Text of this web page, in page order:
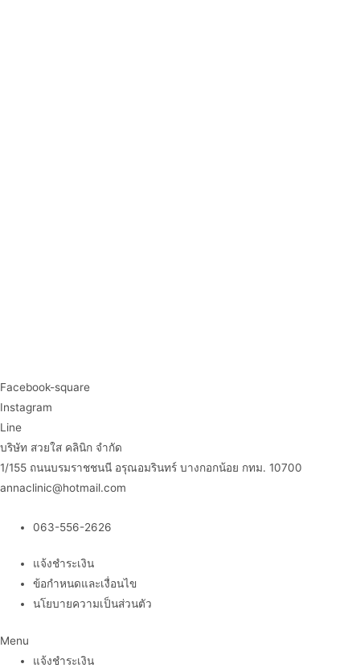
Facebook-square
Instagram
Line
บริษัท สวยใส คลินิก จำกัด
1/155 ถนนบรมราชชนนี อรุณอมรินทร์ บางกอกน้อย กทม. 10700
annaclinic@hotmail.com
063-556-2626
แจ้งชำระเงิน
ข้อกำหนดและเงื่อนไข
นโยบายความเป็นส่วนตัว
Menu
แจ้งชำระเงิน